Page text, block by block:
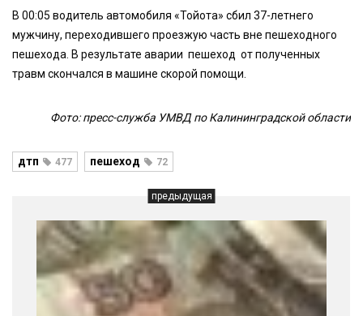
В 00:05 водитель автомобиля «Тойота» сбил 37-летнего
мужчину, переходившего проезжую часть вне пешеходного
пешехода. В результате аварии пешеход от полученных
травм скончался в машине скорой помощи.
Фото: пресс-служба УМВД по Калининградской области
дтп 477 пешеход 72
предыдущая